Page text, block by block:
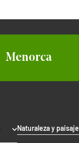
Menorca
Naturaleza y paisaje